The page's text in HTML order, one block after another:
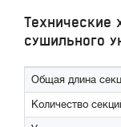
Технические
сушильного
Общая длина
Количество